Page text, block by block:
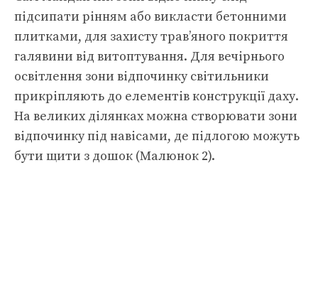
підсипати рінням або викласти бетонними
плитками, для захисту трав’яного покриття
галявини від витоптування. Для вечірнього
освітлення зони відпочинку світильники
прикріпляють до елементів конструкції даху.
На великих ділянках можна створювати зони
відпочинку під навісами, де підлогою можуть
бути щити з дошок (Малюнок 2).